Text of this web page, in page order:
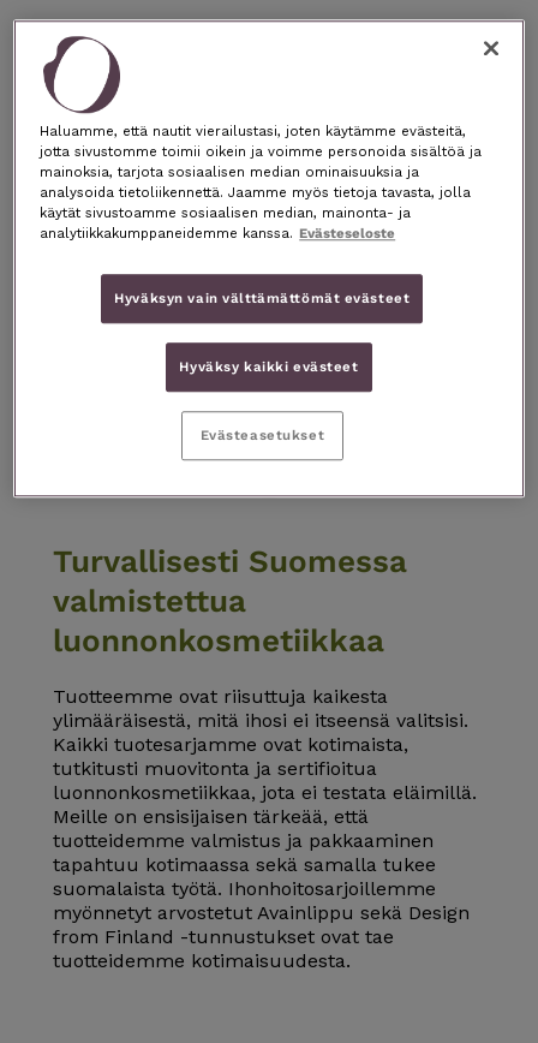
Tuotteen voit maksaa tuotteen mukana
tulevalla laskulla. Muistathan käyttää
Huom! Jos olet tilannut useamman tuotteen,
ne lähetetään todennäköisesti erikseen
pakattuina.
Turvallisesti Suomessa
valmistettua
luonnonkosmetiikkaa
Tuotteemme ovat riisuttuja kaikesta
ylimääräisestä, mitä ihosi ei itseensä valitsisi.
Kaikki tuotesarjamme ovat kotimaista,
tutkitusti muovitonta ja sertifioitua
luonnonkosmetiikkaa, jota ei testata eläimillä.
Meille on ensisijaisen tärkeää, että
tuotteidemme valmistus ja pakkaaminen
tapahtuu kotimaassa sekä samalla tukee
suomalaista työtä. Ihonhoitosarjoillemme
myönnetyt arvostetut Avainlippu sekä Design
from Finland -tunnustukset ovat tae
tuotteidemme kotimaisuudesta.
Haluamme, että nautit vierailustasi, joten käytämme evästeitä,
jotta sivustomme toimii oikein ja voimme personoida sisältöä ja
mainoksia, tarjota sosiaalisen median ominaisuuksia ja
analysoida tietoliikennettä. Jaamme myös tietoja tavasta, jolla
käytät sivustoamme sosiaalisen median, mainonta- ja
analytiikkakumppaneidemme kanssa. Evästeseloste
Hyväksyn vain välttämättömät evästeet
Hyväksy kaikki evästeet
Evästeasetukset